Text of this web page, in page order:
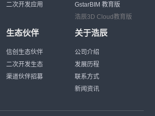
二次开发应用
GstarBIM 教育版
浩辰3D Cloud教育版
生态伙伴
信创生态伙伴
二次开发生态
渠道伙伴招募
关于浩辰
公司介绍
发展历程
联系方式
新闻资讯